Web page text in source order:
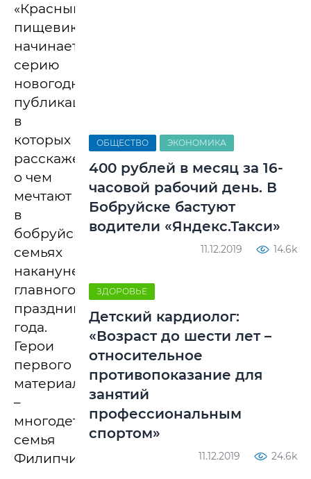
«Красным
пищевиком»
начинает
серию
новогодних
публикаций,
в
которых
расскажем,
о чем
мечтают
в
бобруйских
семьях
накануне
главного
праздника
года.
Герои
первого
материала
–
многодетная
семья
Филипчик.
ОБЩЕСТВО ЭКОНОМИКА
400 рублей в месяц за 16-
часовой рабочий день. В
Бобруйске бастуют
водители «Яндекс.Такси»
11.12.2019 14.6k
ЗДОРОВЬЕ
Детский кардиолог:
«Возраст до шести лет –
относительное
противопоказание для
занятий
профессиональным
спортом»
11.12.2019 24.6k